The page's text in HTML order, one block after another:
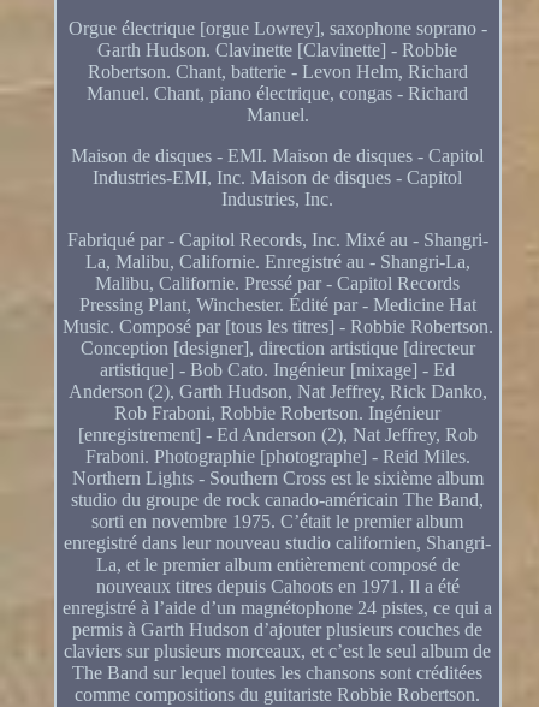
Orgue électrique [orgue Lowrey], saxophone soprano -
Garth Hudson. Clavinette [Clavinette] - Robbie
Robertson. Chant, batterie - Levon Helm, Richard
Manuel. Chant, piano électrique, congas - Richard
Manuel.
Maison de disques - EMI. Maison de disques - Capitol
Industries-EMI, Inc. Maison de disques - Capitol
Industries, Inc.
Fabriqué par - Capitol Records, Inc. Mixé au - Shangri-
La, Malibu, Californie. Enregistré au - Shangri-La,
Malibu, Californie. Pressé par - Capitol Records
Pressing Plant, Winchester. Édité par - Medicine Hat
Music. Composé par [tous les titres] - Robbie Robertson.
Conception [designer], direction artistique [directeur
artistique] - Bob Cato. Ingénieur [mixage] - Ed
Anderson (2), Garth Hudson, Nat Jeffrey, Rick Danko,
Rob Fraboni, Robbie Robertson. Ingénieur
[enregistrement] - Ed Anderson (2), Nat Jeffrey, Rob
Fraboni. Photographie [photographe] - Reid Miles.
Northern Lights - Southern Cross est le sixième album
studio du groupe de rock canado-américain The Band,
sorti en novembre 1975. C’était le premier album
enregistré dans leur nouveau studio californien, Shangri-
La, et le premier album entièrement composé de
nouveaux titres depuis Cahoots en 1971. Il a été
enregistré à l’aide d’un magnétophone 24 pistes, ce qui a
permis à Garth Hudson d’ajouter plusieurs couches de
claviers sur plusieurs morceaux, et c’est le seul album de
The Band sur lequel toutes les chansons sont créditées
comme compositions du guitariste Robbie Robertson.